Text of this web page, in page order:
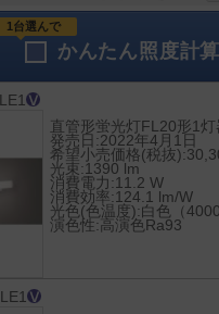
1台選んで
かんたん 照度計算
LE1
直管形蛍光灯FL20形1灯
発売日:2022年4月1日
希望小売価格(税抜
光束:1390 lm
消費電力:11.2 W
消費効率:124.1 lm/W
光色(色温度):白色（
演色性:高演色Ra93
LE1